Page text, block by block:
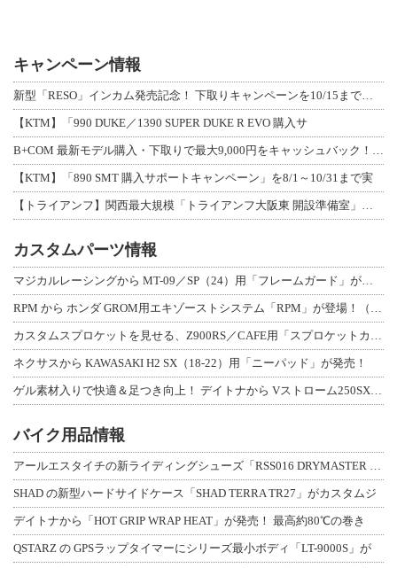
キャンペーン情報
新型「RESO」インカム発売記念！ 下取りキャンペーンを10/15まで延長して開
【KTM】「990 DUKE／1390 SUPER DUKE R EVO 購入サ
B+COM 最新モデル購入・下取りで最大9,000円をキャッシュバック！「B+F
【KTM】「890 SMT 購入サポートキャンペーン」を8/1～10/31まで実
【トライアンフ】関西最大規模「トライアンフ大阪東 開設準備室」がオープン！ 限定
カスタムパーツ情報
マジカルレーシングから MT-09／SP（24）用「フレームガード」が登場！
RPM から ホンダ GROM用エキゾーストシステム「RPM」が登場！（動画あり
カスタムスプロケットを見せる、Z900RS／CAFE用「スプロケットカバーフルキ
ネクサスから KAWASAKI H2 SX（18-22）用「ニーパッド」が発売！
ゲル素材入りで快適＆足つき向上！ デイトナから Vストローム250SX用「快適ロ
バイク用品情報
アールエスタイチの新ライディングシューズ「RSS016 DRYMASTER スト
SHAD の新型ハードサイドケース「SHAD TERRA TR27」がカスタムジ
デイトナから「HOT GRIP WRAP HEAT」が発売！ 最高約80℃の巻き
QSTARZ の GPSラップタイマーにシリーズ最小ボディ「LT-9000S」が